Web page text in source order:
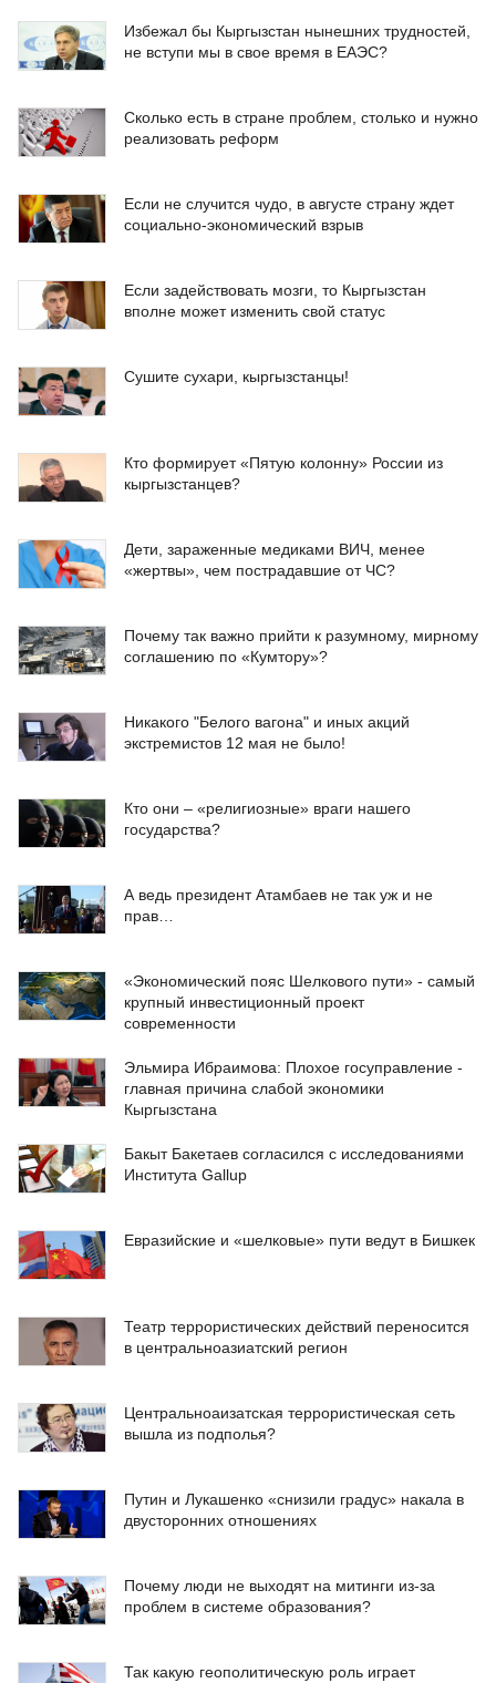
Избежал бы Кыргызстан нынешних трудностей,
не вступи мы в свое время в ЕАЭС?
Сколько есть в стране проблем, столько и нужно
реализовать реформ
Если не случится чудо, в августе страну ждет
социально-экономический взрыв
Если задействовать мозги, то Кыргызстан
вполне может изменить свой статус
Сушите сухари, кыргызстанцы!
Кто формирует «Пятую колонну» России из
кыргызстанцев?
Дети, зараженные медиками ВИЧ, менее
«жертвы», чем пострадавшие от ЧС?
Почему так важно прийти к разумному, мирному
соглашению по «Кумтору»?
Никакого "Белого вагона" и иных акций
экстремистов 12 мая не было!
Кто они – «религиозные» враги нашего
государства?
А ведь президент Атамбаев не так уж и не
прав…
«Экономический пояс Шелкового пути» - самый
крупный инвестиционный проект
современности
Эльмира Ибраимова: Плохое госуправление -
главная причина слабой экономики
Кыргызстана
Бакыт Бакетаев согласился с исследованиями
Института Gallup
Евразийские и «шелковые» пути ведут в Бишкек
Театр террористических действий переносится
в центральноазиатский регион
Центральноаизатская террористическая сеть
вышла из подполья?
Путин и Лукашенко «снизили градус» накала в
двусторонних отношениях
Почему люди не выходят на митинги из-за
проблем в системе образования?
Так какую геополитическую роль играет